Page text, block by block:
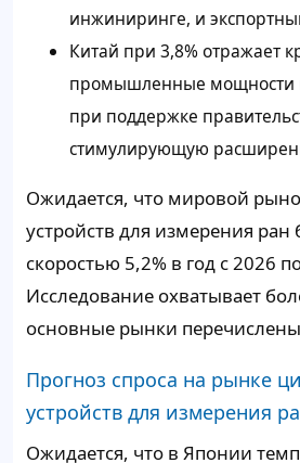
инжиниринге, и
Китай при 3,8% отражает
промышленные мощности
при поддержке
стимулирующую
Ожидается, что мировой
устройств для измерения ран
скоростью 5,2% в год с 2026
Исследование охватывает
основные рынки
Прогноз спроса на рынке
устройств для измерения
Ожидается, что в Японии